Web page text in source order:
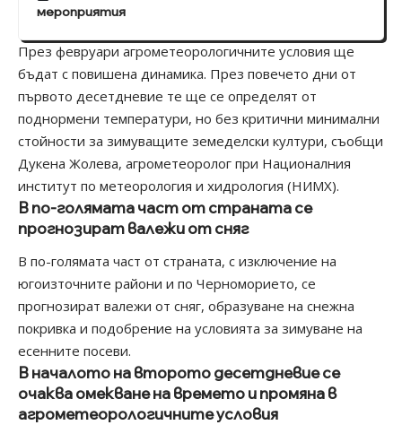
мероприятия
През февруари агрометеорологичните условия ще
бъдат с повишена динамика. През повечето дни от
първото десетдневие те ще се определят от
поднормени температури, но без критични минимални
стойности за зимуващите земеделски култури, съобщи
Дукена Жолева, агрометеоролог при Националния
институт по метеорология и хидрология (НИМХ).
В по-голямата част от страната се
прогнозират валежи от сняг
В по-голямата част от страната, с изключение на
югоизточните райони и по Черноморието, се
прогнозират валежи от сняг, образуване на снежна
покривка и подобрение на условията за зимуване на
есенните посеви.
В началото на второто десетдневие се
очаква омекване на времето и промяна в
агрометеорологичните условия